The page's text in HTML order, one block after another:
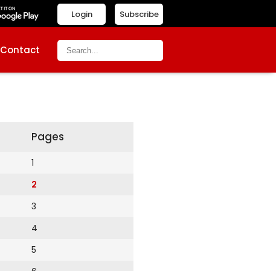
Subscribe
Login
Contact
Pages
1
2
3
4
5